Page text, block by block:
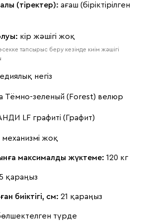
(тіректер): ағаш (біріктірілген
кір жәшігі жоқ
тапсырыс беру кезінде киім жәшігі
негіз
Тёмно-зеленый (Forest) велюр
LF графиті (Графит)
механизмі жоқ
максималды жүктеме: 120 кг
қараңыз
биіктігі, см: 21 қараңыз
түрде